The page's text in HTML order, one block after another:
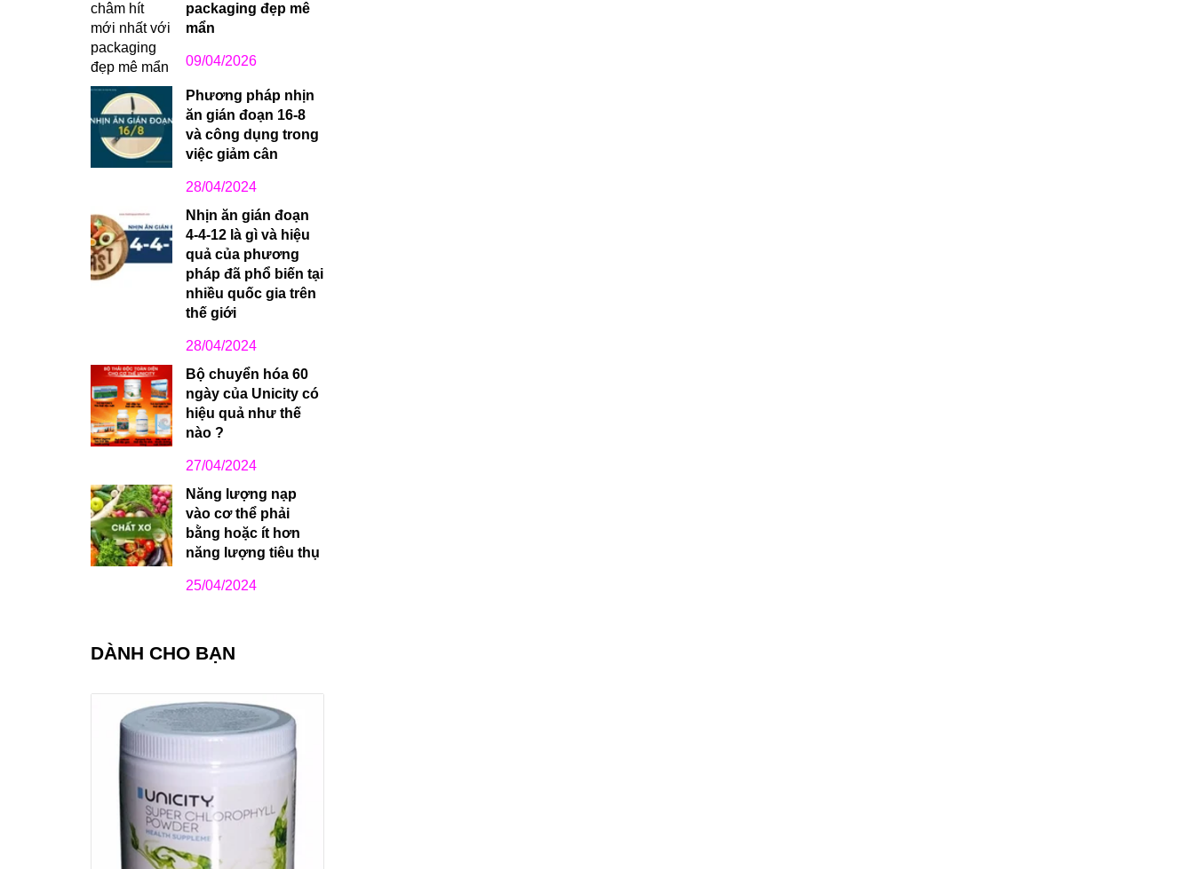
packaging đẹp mê
mẩn
09/04/2026
Phương pháp nhịn
ăn gián đoạn 16-8
và công dụng trong
việc giảm cân
28/04/2024
Nhịn ăn gián đoạn
4-4-12 là gì và hiệu
quả của phương
pháp đã phổ biến tại
nhiều quốc gia trên
thế giới
28/04/2024
Bộ chuyển hóa 60
ngày của Unicity có
hiệu quả như thế
nào ?
27/04/2024
Năng lượng nạp
vào cơ thể phải
bằng hoặc ít hơn
năng lượng tiêu thụ
25/04/2024
DÀNH CHO BẠN